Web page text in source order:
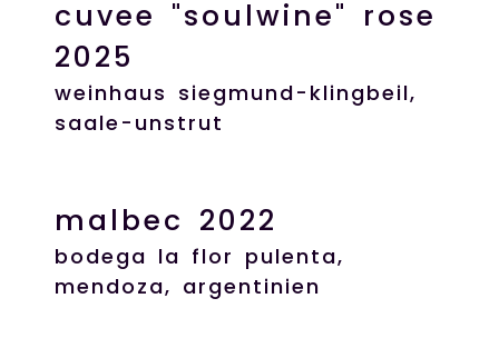
cuvee "soulwine" rose
2025
weinhaus siegmund-klingbeil,
saale-unstrut
malbec 2022
bodega la flor pulenta,
mendoza, argentinien